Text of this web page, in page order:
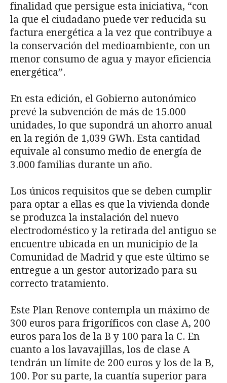
finalidad que persigue esta iniciativa, “con
la que el ciudadano puede ver reducida su
factura energética a la vez que contribuye a
la conservación del medioambiente, con un
menor consumo de agua y mayor eficiencia
energética”.
En esta edición, el Gobierno autonómico
prevé la subvención de más de 15.000
unidades, lo que supondrá un ahorro anual
en la región de 1,039 GWh. Esta cantidad
equivale al consumo medio de energía de
3.000 familias durante un año.
Los únicos requisitos que se deben cumplir
para optar a ellas es que la vivienda donde
se produzca la instalación del nuevo
electrodoméstico y la retirada del antiguo se
encuentre ubicada en un municipio de la
Comunidad de Madrid y que este último se
entregue a un gestor autorizado para su
correcto tratamiento.
Este Plan Renove contempla un máximo de
300 euros para frigoríficos con clase A, 200
euros para los de la B y 100 para la C. En
cuanto a los lavavajillas, los de clase A
tendrán un límite de 200 euros y los de la B,
100. Por su parte, la cuantía superior para